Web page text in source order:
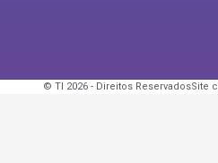
© TI 2026 - Direitos ReservadosSite